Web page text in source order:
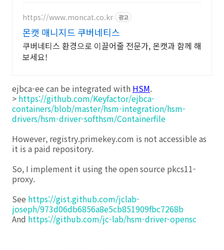
https://www.moncat.co.kr 광고
몬캣 매니지드 쿠버네티스
쿠버네티스 환경으로 이끌어줄 전문가, 몬캣과 함께 해
보세요!
ejbca-ee can be integrated with HSM.
> https://github.com/Keyfactor/ejbca-
containers/blob/master/hsm-integration/hsm-
drivers/hsm-driver-softhsm/Containerfile
However, registry.primekey.com is not accessible as
it is a paid repository.
So, I implement it using the open source pkcs11-
proxy.
See https://gist.github.com/jclab-
joseph/973d06db6856a8e5cb851909fbc7268b
And https://github.com/jc-lab/hsm-driver-opensc